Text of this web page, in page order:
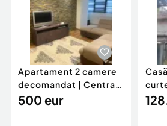
Apartament 2 camere
decomandat | Centrală
proprie | 60 mp |
500 eur